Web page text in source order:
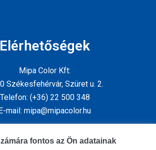
Elérhetőségek
Mipa Color Kft:
Székesfehérvár, Szüret u. 2.
Telefon: (+36) 22 500 348
mail: mipa@mipacolor.hu
minket
fontos az Ön adatainak